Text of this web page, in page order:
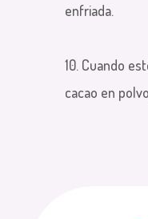
enfriada.
10. Cuando
cacao en polvo